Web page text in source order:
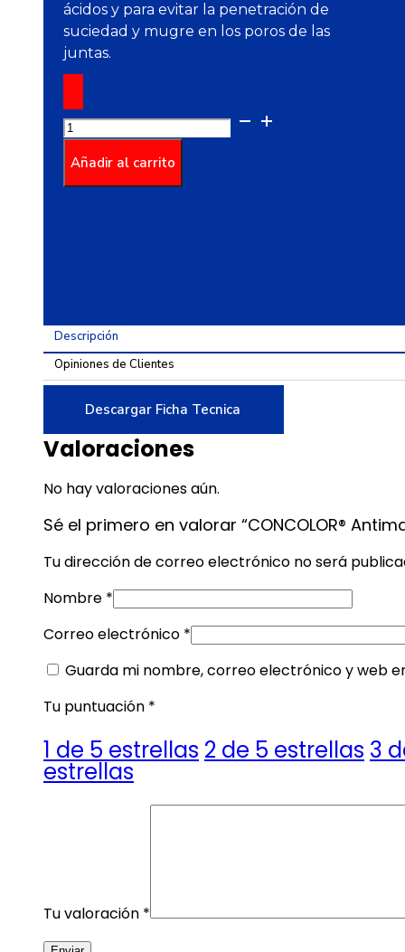
ácidos y para evitar la penetración de
suciedad y mugre en los poros de las
juntas.
CONCOLOR®
Antimanchas
Blanco
cantidad
Añadir al carrito
Descripción
Opiniones de Clientes
Descargar Ficha Tecnica
Valoraciones
No hay valoraciones aún.
Sé el primero en valorar “CONCOLOR®
Tu dirección de correo electrónico no será
Nombre *
Correo electrónico *
Guarda mi nombre, correo electrónico y web
Tu puntuación *
1 de 5 estrellas 2 de 5 estrellas 3
estrellas
Tu valoración *